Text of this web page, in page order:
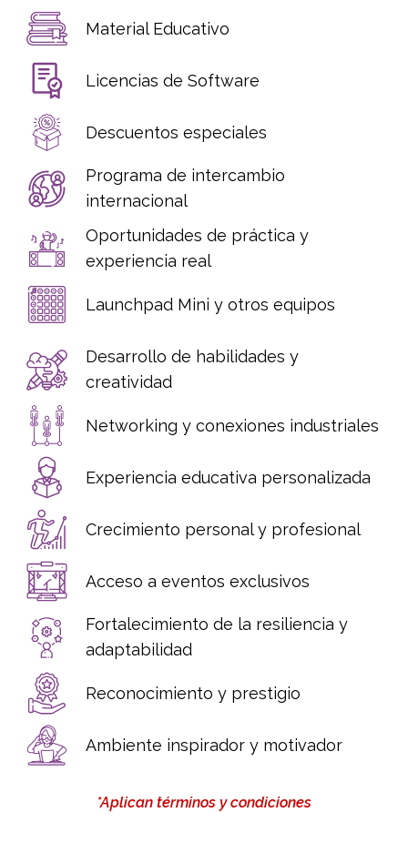
Material Educativo
Licencias de Software
Descuentos especiales
Programa de intercambio
internacional
Oportunidades de práctica y
experiencia real
Launchpad Mini y otros equipos
Desarrollo de habilidades y
creatividad
Networking y conexiones industriales
Experiencia educativa personalizada
Crecimiento personal y profesional
Acceso a eventos exclusivos
Fortalecimiento de la resiliencia y
adaptabilidad
Reconocimiento y prestigio
Ambiente inspirador y motivador
*Aplican términos y condiciones